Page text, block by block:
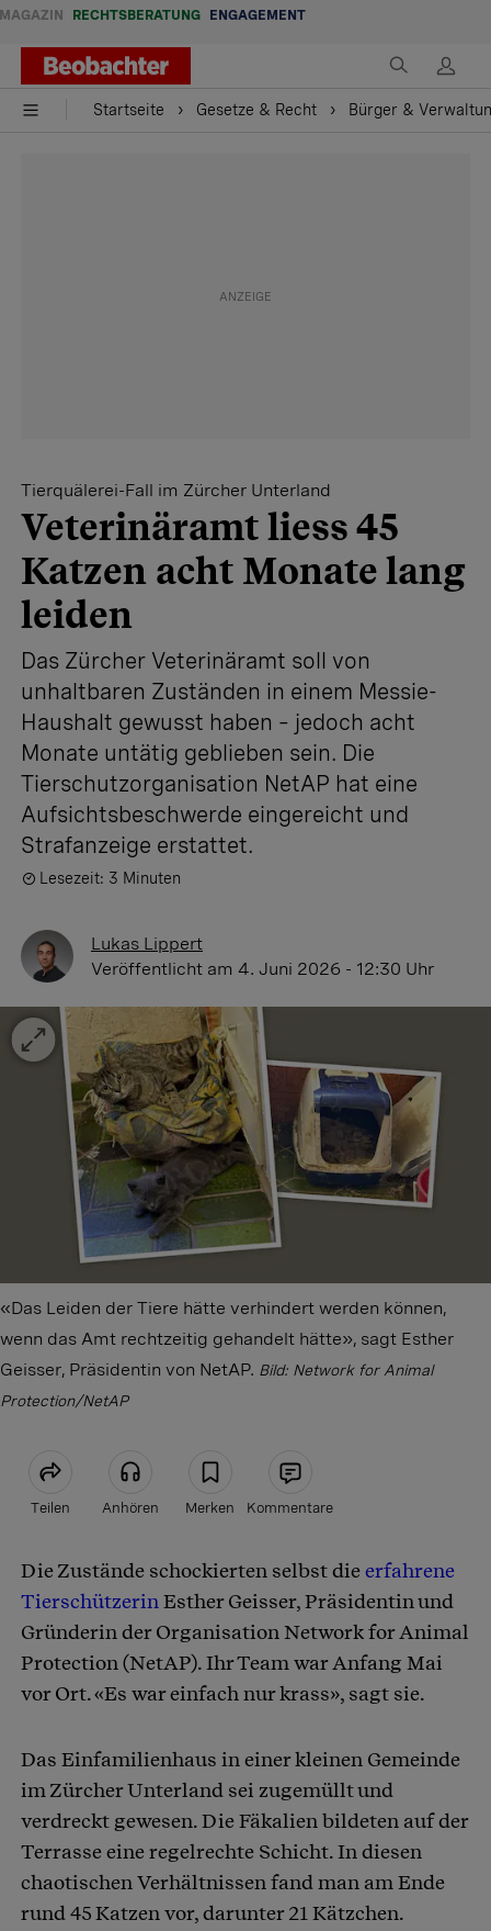
MAGAZIN RECHTSBERATUNG ENGAGEMENT
Startseite Gesetze & Recht Bürger &
Tierquälerei-Fall im Zürcher Unterland
Veterinäramt liess 45
Katzen acht Monate lang
leiden
Das Zürcher Veterinäramt soll von
unhaltbaren Zuständen in einem Messie-
Haushalt gewusst haben – jedoch acht
Monate untätig geblieben sein. Die
Tierschutzorganisation NetAP hat eine
Aufsichtsbeschwerde eingereicht und
Strafanzeige erstattet.
Lesezeit: 3 Minuten
Lukas Lippert
Veröffentlicht am 4. Juni 2026 - 12:30 Uhr
«Das Leiden der Tiere hätte verhindert werden können,
wenn das Amt rechtzeitig gehandelt hätte», sagt Esther
Geisser, Präsidentin von NetAP. Bild: Network for Animal
Protection/NetAP
Teilen Anhören Merken Kommentare
Artikel teilen
Die Zustände schockierten selbst dieerfahrene
TierschützerinEsther Geisser, Präsidentin und
Gründerin der Organisation Network for Animal
Protection (NetAP). Ihr Team war Anfang Mai
vor Ort. «Es war einfach nur krass», sagt sie.
Das Einfamilienhaus in einer kleinen Gemeinde
im Zürcher Unterland sei zugemüllt und
verdreckt gewesen. Die Fäkalien bildeten auf der
Terrasse eine regelrechte Schicht. In diesen
chaotischen Verhältnissen fand man am Ende
rund 45 Katzen vor, darunter 21 Kätzchen.